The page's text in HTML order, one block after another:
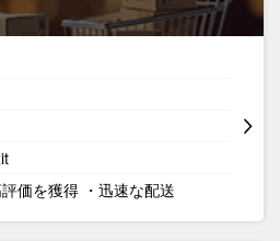
価を獲得 ・迅速な配送